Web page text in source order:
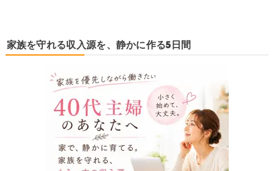
家族を守れる収入源を、静かに作る5日間